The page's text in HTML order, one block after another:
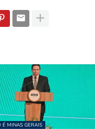
É MINAS GERAIS